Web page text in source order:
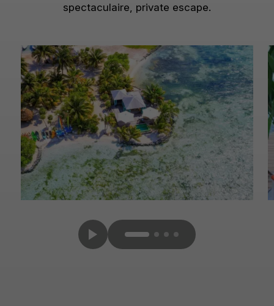
spectaculaire, private escape.